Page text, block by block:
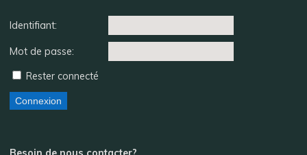
Identifiant:
Mot de passe:
Rester connecté
Connexion